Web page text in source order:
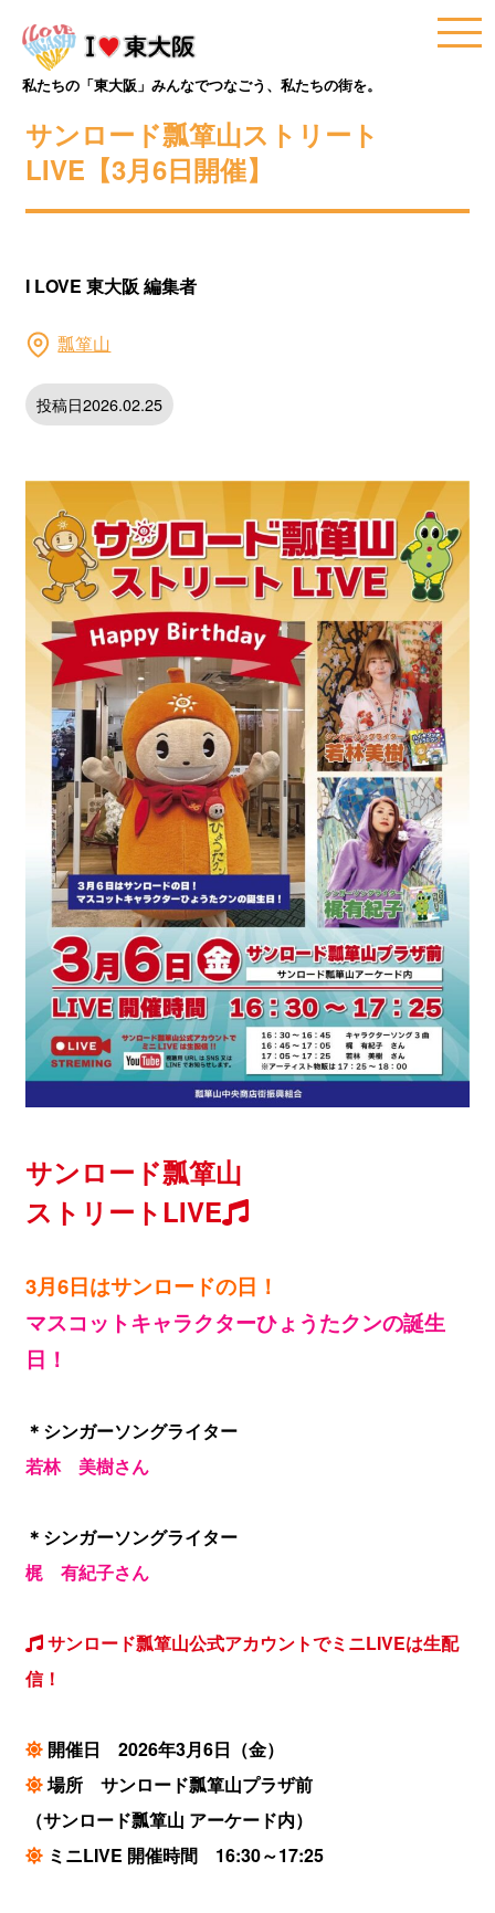
私たちの「東大阪」みんなでつなごう、私たちの街を。
サンロード瓢箪山ストリート
LIVE【3月6日開催】
I LOVE 東大阪 編集者
瓢箪山
投稿日2026.02.25
サンロード瓢箪山
ストリートLIVE
3月6日はサンロードの日！
マスコットキャラクターひょうたクンの誕生
日！
＊シンガーソングライター
若林 美樹さん
＊シンガーソングライター
梶 有紀子さん
サンロード瓢箪山公式アカウントでミニLIVEは生配
信！
開催日 2026年3月6日 （金）
場所 サンロード瓢箪山プラザ前
（サンロード瓢箪山 アーケード内）
ミニLIVE 開催時間 16:30～17:25